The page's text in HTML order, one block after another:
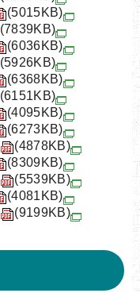
(5015KB)
(7839KB)
(6036KB)
(5926KB)
(6368KB)
(6151KB)
(4095KB)
(6273KB)
(4878KB)
(8309KB)
(5539KB)
(4081KB)
(9199KB)